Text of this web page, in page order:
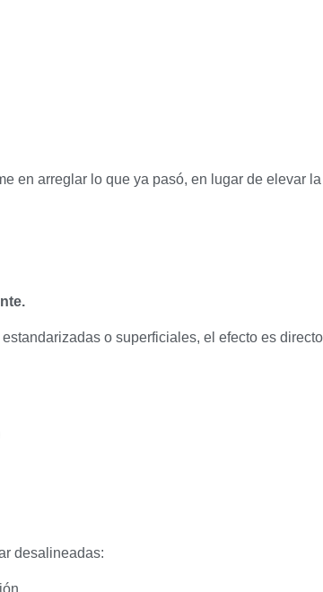
en arreglar lo que ya pasó, en lugar de elevar
o superficiales, el efecto es
desalineadas: